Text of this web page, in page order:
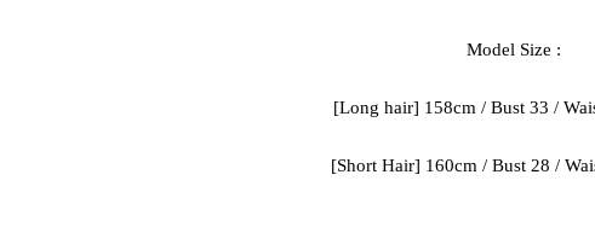
Model Size :
[Long hair] 158cm / Bust 33 /
[Short Hair] 160cm / Bust 28 /